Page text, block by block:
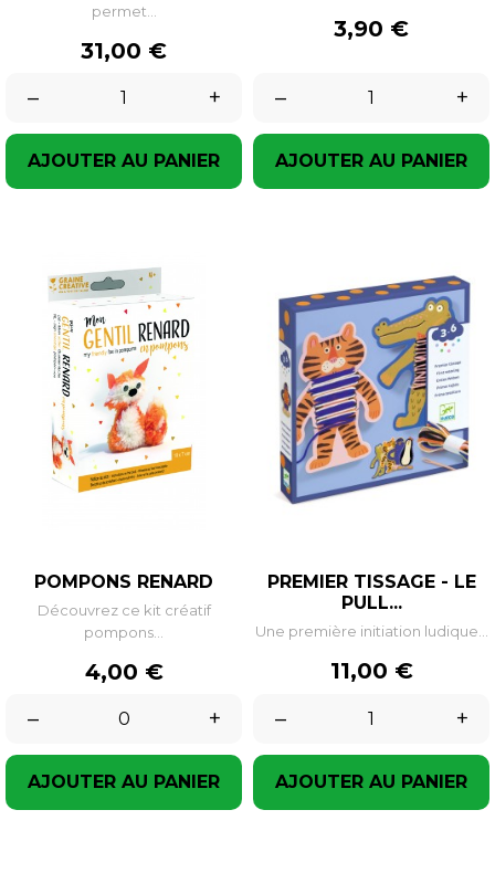
permet...
Prix
31,00 €
–
+
AJOUTER AU PANIER
Prix
3,90 €
– +
AJOUTER AU PANIER
POMPONS RENARD
Découvrez ce kit créatif
pompons...
Prix
4,00 €
–
+
AJOUTER AU PANIER
PREMIER TISSAGE - LE
PULL...
Une première initiation ludique...
Prix
11,00 €
–
+
AJOUTER AU PANIER